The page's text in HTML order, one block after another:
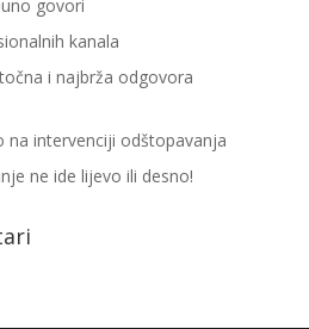
govori
kanala
i najbrža odgovora
na intervenciji odštopavanja
ne ide lijevo ili desno!